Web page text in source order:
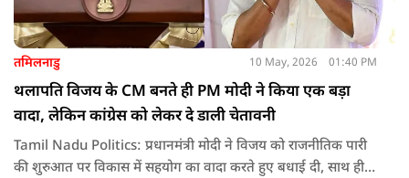
तमिलनाडु 10 May, 2026 01:40 PM
थलापति विजय के CM बनते ही PM मोदी ने किया एक बड़ा
वादा, लेकिन कांग्रेस को लेकर दे डाली चेतावनी
Tamil Nadu Politics: प्रधानमंत्री मोदी ने विजय को राजनीतिक पारी
की शुरुआत पर विकास में सहयोग का वादा करते हुए बधाई दी, साथ ही